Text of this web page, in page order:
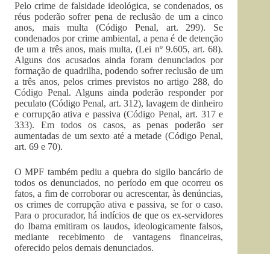
Pelo crime de falsidade ideológica, se condenados, os
réus poderão sofrer pena de reclusão de um a cinco
anos, mais multa (Código Penal, art. 299). Se
condenados por crime ambiental, a pena é de detenção
de um a três anos, mais multa, (Lei nº 9.605, art. 68).
Alguns dos acusados ainda foram denunciados por
formação de quadrilha, podendo sofrer reclusão de um
a três anos, pelos crimes previstos no artigo 288, do
Código Penal. Alguns ainda poderão responder por
peculato (Código Penal, art. 312), lavagem de dinheiro
e corrupção ativa e passiva (Código Penal, art. 317 e
333). Em todos os casos, as penas poderão ser
aumentadas de um sexto até a metade (Código Penal,
art. 69 e 70).
O MPF também pediu a quebra do sigilo bancário de
todos os denunciados, no período em que ocorreu os
fatos, a fim de corroborar ou acrescentar, às denúncias,
os crimes de corrupção ativa e passiva, se for o caso.
Para o procurador, há indícios de que os ex-servidores
do Ibama emitiram os laudos, ideologicamente falsos,
mediante recebimento de vantagens financeiras,
oferecido pelos demais denunciados.